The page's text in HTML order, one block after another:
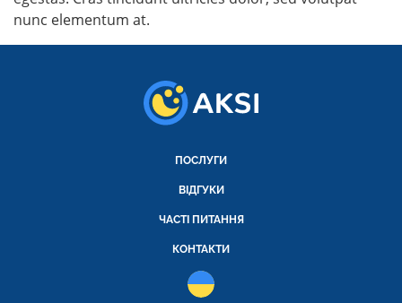
nunc elementum at.
ПОСЛУГИ
ВІДГУКИ
ЧАСТІ ПИТАННЯ
КОНТАКТИ